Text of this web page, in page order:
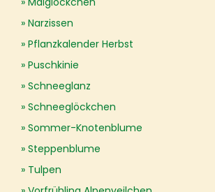
Narzissen
Pflanzkalender Herbst
Puschkinie
Schneeglanz
Schneeglöckchen
Sommer-Knotenblume
Steppenblume
Tulpen